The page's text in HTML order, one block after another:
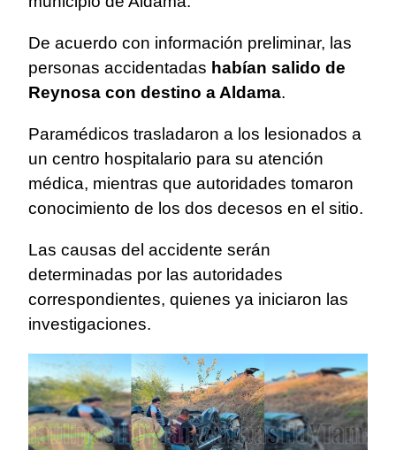
De acuerdo con información preliminar, las
personas accidentadas habían salido de
Reynosa con destino a Aldama.
Paramédicos trasladaron a los lesionados a
un centro hospitalario para su atención
médica, mientras que autoridades tomaron
conocimiento de los dos decesos en el sitio.
Las causas del accidente serán
determinadas por las autoridades
correspondientes, quienes ya iniciaron las
investigaciones.